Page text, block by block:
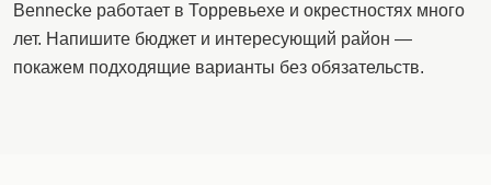
Bennecke работает в Торревьехе и окрестностях много
лет. Напишите бюджет и интересующий район —
покажем подходящие варианты без обязательств.